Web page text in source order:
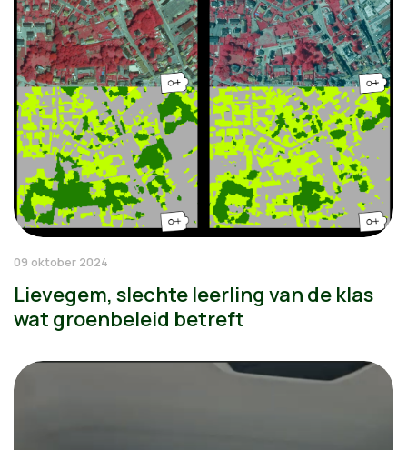
09 oktober 2024
Lievegem, slechte leerling van de klas
wat groenbeleid betreft